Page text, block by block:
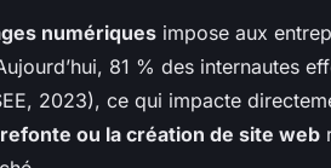
numériques impose aux
81 % des internautes
2023), ce qui impacte
refonte ou la création de site web